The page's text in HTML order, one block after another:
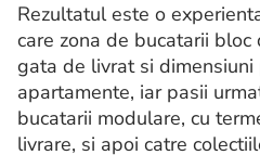
Rezultatul este o
care zona de bucatarii
gata de livrat si
apartamente, iar pasii
bucatarii modulare, cu
livrare, si apoi catre